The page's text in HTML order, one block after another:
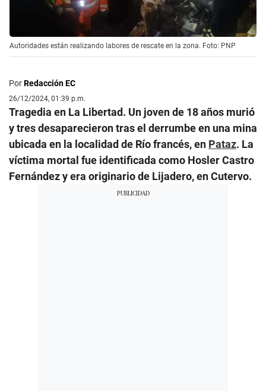
Autoridades están realizando labores de rescate en la zona. Foto: PNP
PorRedacción EC
26/12/2024, 01:39 p.m.
Tragedia en La Libertad. Un joven de 18 años murió
y tres desaparecieron tras el derrumbe en una mina
ubicada en la localidad de Río francés, en Pataz. La
víctima mortal fue identificada como Hosler Castro
Fernández y era originario de Lijadero, en Cutervo.